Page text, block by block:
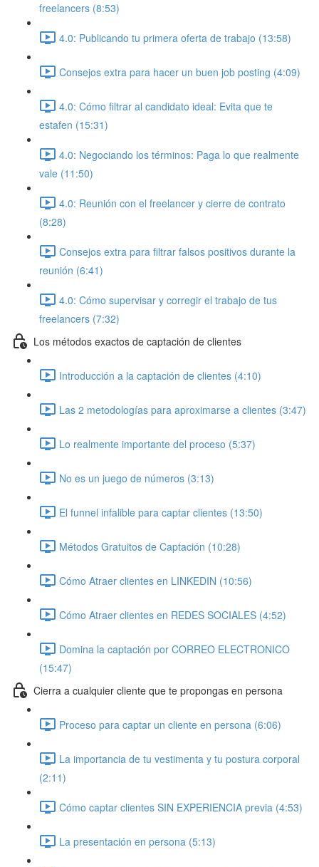
freelancers (8:53)
4.0: Publicando tu primera oferta de trabajo (13:58)
Consejos extra para hacer un buen job posting (4:09)
4.0: Cómo filtrar al candidato ideal: Evita que te
estafen (15:31)
4.0: Negociando los términos: Paga lo que realmente
vale (11:50)
4.0: Reunión con el freelancer y cierre de contrato
(8:28)
Consejos extra para filtrar falsos positivos durante la
reunión (6:41)
4.0: Cómo supervisar y corregir el trabajo de tus
freelancers (7:32)
Los métodos exactos de captación de clientes
Introducción a la captación de clientes (4:10)
Las 2 metodologías para aproximarse a clientes (3:47)
Lo realmente importante del proceso (5:37)
No es un juego de números (3:13)
El funnel infalible para captar clientes (13:50)
Métodos Gratuitos de Captación (10:28)
Cómo Atraer clientes en LINKEDIN (10:56)
Cómo Atraer clientes en REDES SOCIALES (4:52)
Domina la captación por CORREO ELECTRONICO
(15:47)
Cierra a cualquier cliente que te propongas en persona
Proceso para captar un cliente en persona (6:06)
La importancia de tu vestimenta y tu postura corporal
(2:11)
Cómo captar clientes SIN EXPERIENCIA previa (4:53)
La presentación en persona (5:13)